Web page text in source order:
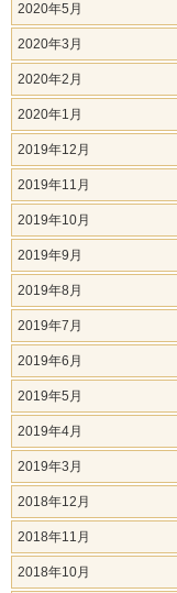
2020年5月
2020年3月
2020年2月
2020年1月
2019年12月
2019年11月
2019年10月
2019年9月
2019年8月
2019年7月
2019年6月
2019年5月
2019年4月
2019年3月
2018年12月
2018年11月
2018年10月